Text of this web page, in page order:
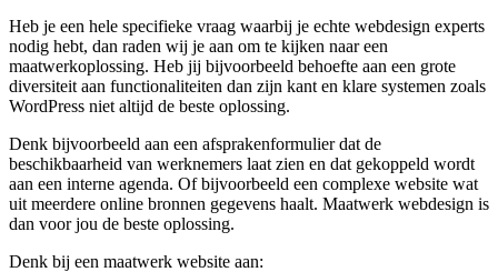
Heb je een hele specifieke vraag waarbij je echte webdesign experts
nodig hebt, dan raden wij je aan om te kijken naar een
maatwerkoplossing. Heb jij bijvoorbeeld behoefte aan een grote
diversiteit aan functionaliteiten dan zijn kant en klare systemen zoals
WordPress niet altijd de beste oplossing.
Denk bijvoorbeeld aan een afsprakenformulier dat de
beschikbaarheid van werknemers laat zien en dat gekoppeld wordt
aan een interne agenda. Of bijvoorbeeld een complexe website wat
uit meerdere online bronnen gegevens haalt. Maatwerk webdesign is
dan voor jou de beste oplossing.
Denk bij een maatwerk website aan: